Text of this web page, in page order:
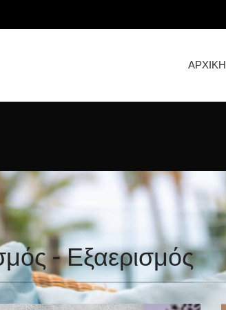
ΑΡΧΙΚΗ
- Εξαερισμός